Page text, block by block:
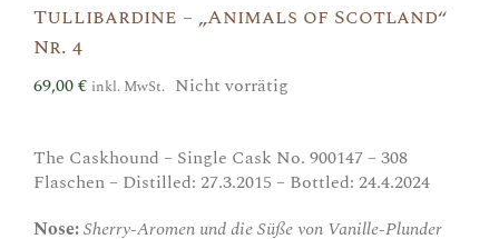
Tullibardine – „Animals of Scotland“
Nr. 4
69,00€ inkl. MwSt. Nicht vorrätig
The Caskhound – Single Cask No. 900147 – 308
Flaschen – Distilled: 27.3.2015 – Bottled: 24.4.2024
Nose:Sherry-Aromen und die Süße von Vanille-Plunder